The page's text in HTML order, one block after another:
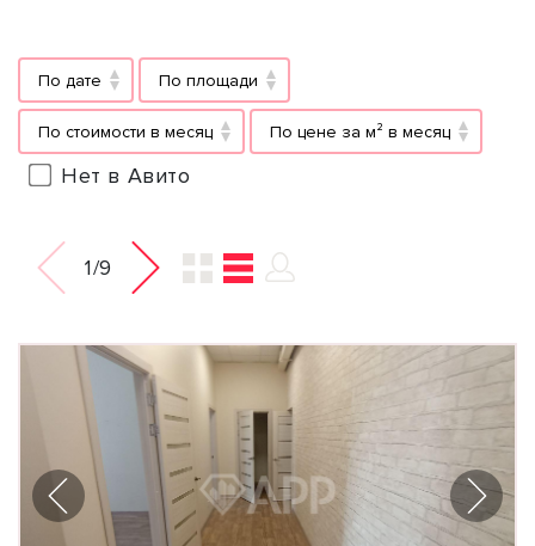
По дате По площади
По стоимости в месяц По цене за м² в месяц
Нет в Авито
1/9